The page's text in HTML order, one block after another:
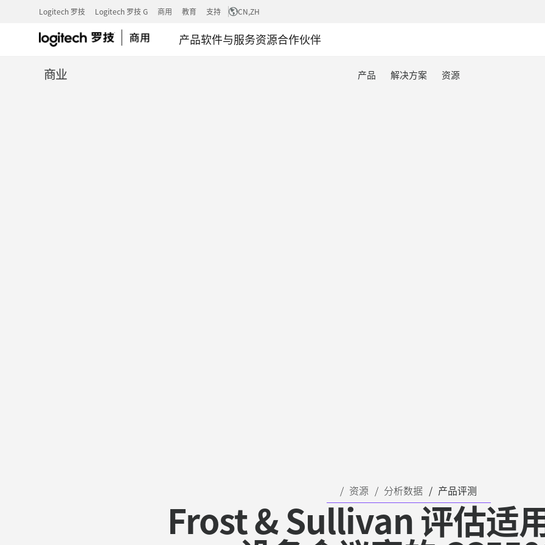
分Logitech 罗技 Logitech 罗技 G 商用 教育 支持 CN,ZH
产品软件与服务资源合作伙伴
商业 产品 解决方案 资源
资源 分析数据 产品评测
Frost & Sullivan 评估适